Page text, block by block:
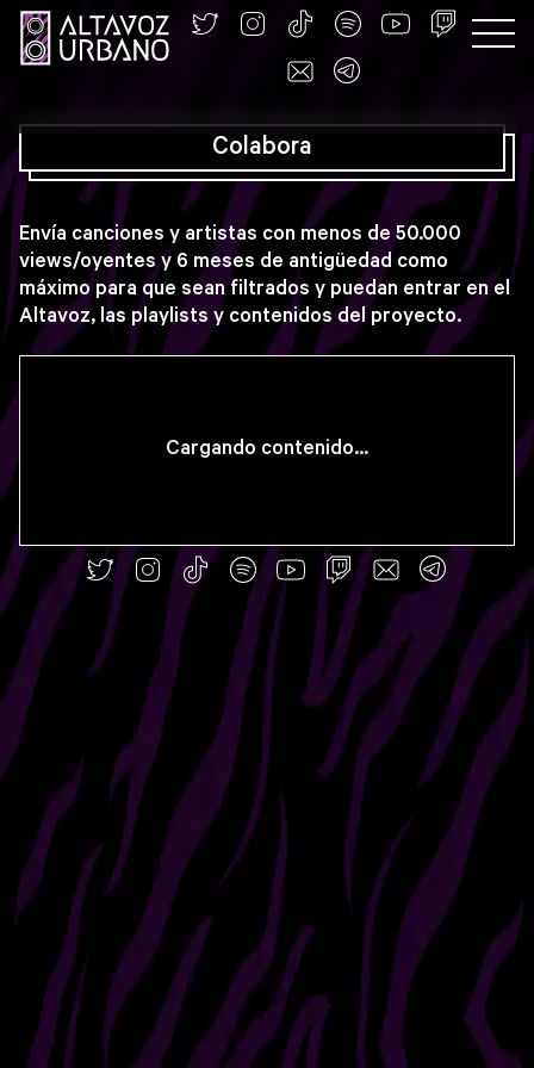
Colabora
Colabora
Envía canciones y artistas con menos de 50.000
views/oyentes y 6 meses de antigüedad como
máximo para que sean filtrados y puedan entrar en el
Altavoz, las playlists y contenidos del proyecto.
Cargando contenido...